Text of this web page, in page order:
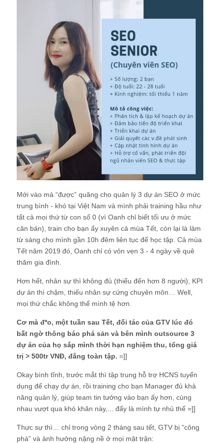
Mới vào mà “được” quăng cho quản lý 3 dự án SEO ở mức
trung bình - khó tại Việt Nam và mình phải training hầu như
tất cả mọi thứ từ con số 0 (vì Oanh chỉ biết tối ưu ở mức
căn bản), train cho bạn ấy xuyên cả mùa Tết, còn lại là làm
từ sáng cho mình gần 10h đêm liên tục để học tập. Cả mùa
Tết năm 2019 đó, Oanh chỉ có vỏn vẹn 3 - 4 ngày về quê
thăm gia đình.
Hơn hết, nhân sự thì không đủ (thiếu đến hơn 8 người), KPI
dự án thì chậm, thiếu nhân sự cứng chuyên môn… Well,
mọi thứ chắc không thể mình tệ hơn.
Cơ mà đ*o, một tuần sau Tết, đối tác của GTV lúc đó
bất ngờ thông báo phá sản và bên mình outsource 3
dự án của họ sắp mình thời hạn nghiệm thu, tổng giá
trị > 500tr VNĐ, đắng toàn tập. =]]
Okay bình tĩnh, trước mắt thì tập trung hỗ trợ HCNS tuyển
dụng để chạy dự án, rồi training cho bạn Manager đủ khả
năng quản lý, giúp team tin tưởng vào bạn ấy hơn, cùng
nhau vượt qua khó khăn này,... đấy là mình tự nhủ thế =]]
Thực sự thì… chỉ trong vòng 2 tháng sau tết, GTV bị “công
phá” và ảnh hưởng nặng nề ở mọi mặt trận: